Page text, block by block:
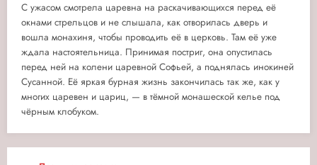
С ужасом смотрела царевна на раскачивающихся перед её
окнами стрельцов и не слышала, как отворилась дверь и
вошла монахиня, чтобы проводить её в церковь. Там её уже
ждала настоятельница. Принимая постриг, она опустилась
перед ней на колени царевной Софьей, а поднялась инокиней
Сусанной. Её яркая бурная жизнь закончилась так же, как у
многих царевен и цариц, — в тёмной монашеской келье под
чёрным клобуком.